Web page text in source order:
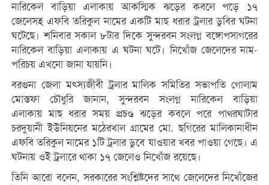
নারিকেল বাড়িয়া এলাকায় আকস্মিক ঝড়ের কবলে পড়ে ১৭
জেলেসহ এফবি তরিকুল নামের একটি মাছ ধরার ট্রলার ডুবির ঘটনা
ঘটেছে। শনিবার সকাল ৮টার দিকে সুন্দরবন সংলগ্ন বঙ্গোপসাগরের
নারিকেল বাড়িয়া এলাকায় এ ঘটনা ঘটে। নিখোঁজ জেলেদের নাম-
পরিচয় এখনো জানা যায়নি।
বরগুনা জেলা মৎস্যজীবী ট্রলার মালিক সমিতির সভাপতি গোলাম
মোস্তফা চৌধুরি জানান, সুন্দরবন সংলগ্ন নারিকেল বাড়িয়া
এলাকায় মাছ ধরার সময় প্রচণ্ড ঝড়ের কবলে পরে পাথরঘাটার
চরদুয়ানী ইউনিয়নের মঠেরখাল গ্রামের মো. ছগিরের মালিকানাধীন
এফবি তরিকুল নামের ১টি ট্রলার ডুবে যাওয়ার খবর পাওয়া গেছে। এ
ঘটনায় ওই ট্রলারে থাকা ১৭ জেলেও নিখোঁজ রয়েছে।
তিনি আরো বলেন, সরকারের সংশ্লিষ্টদের সাথে জেলেদের নিখোঁজের